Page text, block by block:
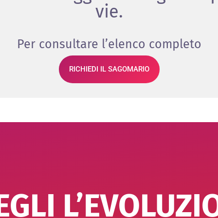
vie.
Per consultare l’elenco completo
RICHIEDI IL SAGOMARIO